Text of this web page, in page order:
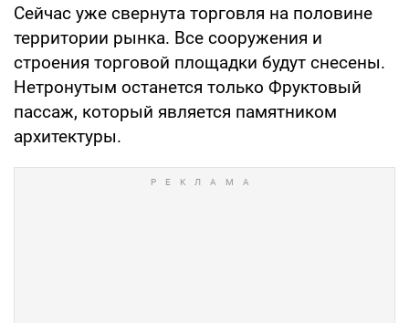
Сейчас уже свернута торговля на половине
территории рынка. Все сооружения и
строения торговой площадки будут снесены.
Нетронутым останется только Фруктовый
пассаж, который является памятником
архитектуры.